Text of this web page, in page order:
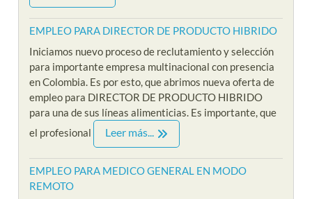
EMPLEO PARA DIRECTOR DE PRODUCTO HIBRIDO
Iniciamos nuevo proceso de reclutamiento y selección
para importante empresa multinacional con presencia
en Colombia. Es por esto, que abrimos nueva oferta de
empleo para DIRECTOR DE PRODUCTO HIBRIDO
para una de sus líneas alimenticias. Es importante, que
el profesional
Leer más...
EMPLEO PARA MEDICO GENERAL EN MODO
REMOTO